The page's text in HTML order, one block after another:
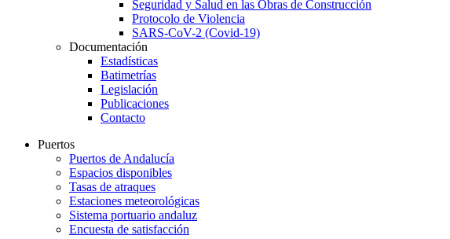
Seguridad y Salud en las Obras de Construcción
Protocolo de Violencia
SARS-CoV-2 (Covid-19)
Documentación
Estadísticas
Batimetrías
Legislación
Publicaciones
Contacto
Puertos
Puertos de Andalucía
Espacios disponibles
Tasas de atraques
Estaciones meteorológicas
Sistema portuario andaluz
Encuesta de satisfacción